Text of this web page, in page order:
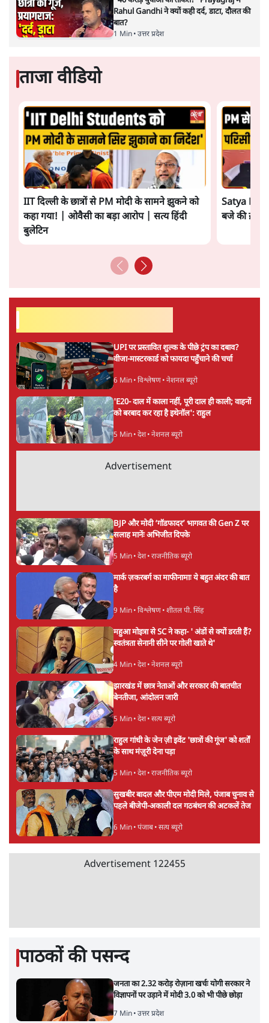
Rahul Gandhi ने क्यों कही दर्द, डाटा, दौलत की
बात?
1 Min• उत्तर प्रदेश
ताजा वीडियो
IIT दिल्ली के छात्रों से PM मोदी के सामने झुकने को
कहा गया! | ओवैसी का बड़ा आरोप | सत्य हिंदी
बुलेटिन
Satya
बजे की ख़बरें
UPI पर प्रस्तावित शुल्क के पीछे ट्रंप का दबाव?
वीजा-मास्टरकार्ड को फायदा पहुँचाने की चर्चा
6 Min• विश्लेषण• नेशनल ब्यूरो
'E20- दाल में काला नहीं, पूरी दाल ही काली; वाहनों
को बरबाद कर रहा है इथेनॉल': राहुल
5 Min• देश• नेशनल ब्यूरो
Advertisement
BJP और मोदी ‘गॉडफादर’ भागवत की Gen Z पर
सलाह मानेंः अभिजीत दिपके
5 Min• देश• राजनीतिक ब्यूरो
मार्क ज़करबर्ग का माफीनामाः ये बहुत अंदर की बात
है
9 Min• विश्लेषण• शीतल पी. सिंह
महुआ मोइत्रा से SC ने कहा- ' अंडों से क्यों डरती हैं?
स्वतंत्रता सेनानी सीने पर गोली खाते थे'
4 Min• देश• नेशनल ब्यूरो
झारखंड में छात्र नेताओं और सरकार की बातचीत
बेनतीजा, आंदोलन जारी
5 Min• देश• सत्य ब्यूरो
राहुल गांधी के जेन ज़ी इवेंट 'छात्रों की गूंज' को शर्तों
के साथ मंज़ूरी देना पड़ा
5 Min• देश• राजनीतिक ब्यूरो
सुखबीर बादल और पीएम मोदी मिले, पंजाब चुनाव से
पहले बीजेपी-अकाली दल गठबंधन की अटकलें तेज
6 Min• पंजाब• सत्य ब्यूरो
Advertisement 122455
पाठकों की पसन्द
जनता का 2.32 करोड़ रोज़ाना खर्चः योगी सरकार ने
विज्ञापनों पर उड़ाने में मोदी 3.0 को भी पीछे छोड़ा
7 Min• उत्तर प्रदेश